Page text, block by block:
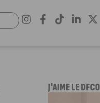
J'AIME LE DFCO